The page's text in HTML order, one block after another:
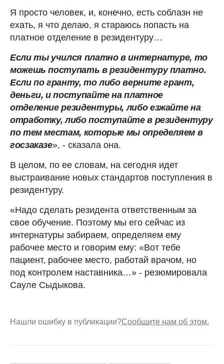
Я просто человек, и, конечно, есть соблазн не
ехать, я что делаю, я стараюсь попасть на
платное отделение в резидентуру…
Если ты учился платно в интернатуре, то
можешь поступать в резидентуру платно.
Если по гранту, то либо верните грант,
деньги, и поступайте на платное
отделение резидентуры, либо езжайте на
отработку, либо поступайте в резидентуру
по тем местам, которые мы определяем в
госзаказе», - сказала она.
В целом, по ее словам, на сегодня идет
выстраивание новых стандартов поступления в
резидентуру.
«Надо сделать резидента ответственным за
свое обучение. Поэтому мы его сейчас из
интернатуры забираем, определяем ему
рабочее место и говорим ему: «Вот тебе
пациент, рабочее место, работай врачом, но
под контролем наставника…» - резюмировала
Сауле Сыдыкова.
Нашли ошибку в публикации?Сообщите нам об этом.